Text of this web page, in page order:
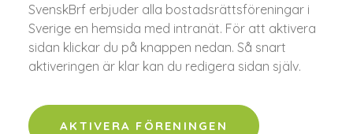
SvenskBrf erbjuder alla bostadsrättsföreningar i
Sverige en hemsida med intranät. För att aktivera
sidan klickar du på knappen nedan. Så snart
aktiveringen är klar kan du redigera sidan själv.
AKTIVERA FÖRENINGEN